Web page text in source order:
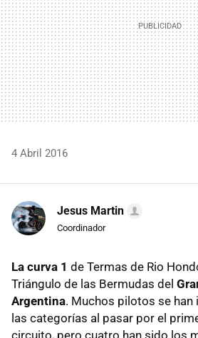
4 Abril 2016
Jesus Martin
Coordinador
La curva 1 de Termas de Rio
Triángulo de las Bermudas del
Argentina. Muchos pilotos se han
las categorías al pasar por el
circuito, pero cuatro han sido los